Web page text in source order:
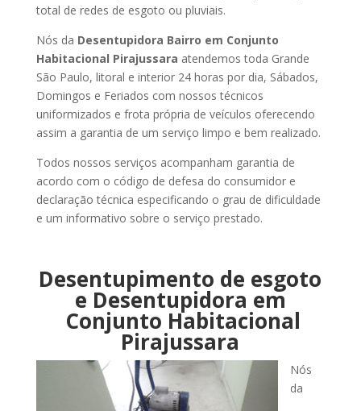
total de redes de esgoto ou pluviais.
Nós da Desentupidora Bairro em Conjunto
Habitacional Pirajussara atendemos toda Grande
São Paulo, litoral e interior 24 horas por dia, Sábados,
Domingos e Feriados com nossos técnicos
uniformizados e frota própria de veículos oferecendo
assim a garantia de um serviço limpo e bem realizado.
Todos nossos serviços acompanham garantia de
acordo com o código de defesa do consumidor e
declaração técnica especificando o grau de dificuldade
e um informativo sobre o serviço prestado.
Desentupimento de esgoto
e Desentupidora em
Conjunto Habitacional
Pirajussara
Nós
da